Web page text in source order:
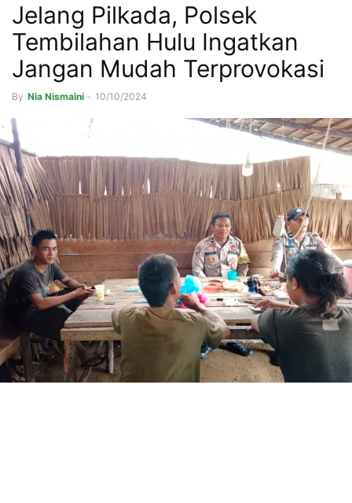
Jelang Pilkada, Polsek
Tembilahan Hulu Ingatkan
Jangan Mudah Terprovokasi
By Nia Nismaini - 10/10/2024